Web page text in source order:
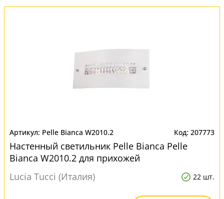
Pelle Bianca W2010.2 207773
Настенный светильник Pelle Bianca Pelle
Bianca W2010.2 для прихожей
Lucia Tucci (Италия)
22 шт.